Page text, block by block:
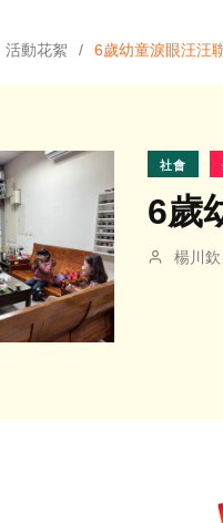
活動花絮 6歲幼童淚眼汪汪
社會
6歲
楊川欽